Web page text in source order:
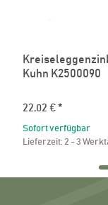
Kuhn K2500090
22,02 € *
Sofort verfügbar
Lieferzeit: 2 - 3